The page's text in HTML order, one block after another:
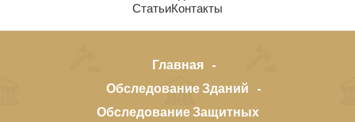
СтатьиКонтакты
Главная
Обследование Зданий
Обследование Защитных